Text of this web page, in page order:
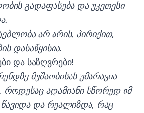
გადაფასება და უკეთესი
არ არის, პირიქით,
დასაწყისია.
და საზღვრები!
მუშაობისას უმარავია
როდესაც ადამიანი სწორედ იმ
და რეალიზდა, რაც